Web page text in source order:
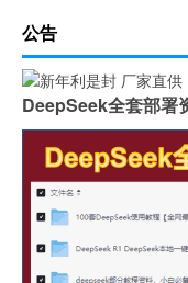
公告
DeepSeek全套部署